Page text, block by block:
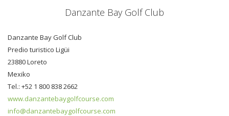
Danzante Bay Golf Club
Danzante Bay Golf Club
Predio turistico Ligüi
23880 Loreto
Mexiko
Tel.: +52 1 800 838 2662
www.danzantebaygolfcourse.com
info@danzantebaygolfcourse.com